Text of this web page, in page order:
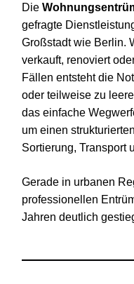
Die
gefragte
Großstadt wie Berlin.
verkauft, renoviert
Fällen entsteht die
oder teilweise zu
das einfache
um einen
Sortierung, Transport
Gerade in urbanen
professionellen
Jahren deutlich